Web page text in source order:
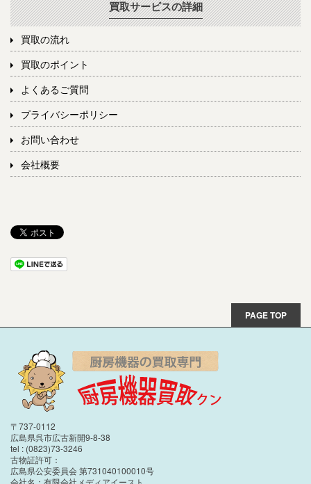
買取サービスの詳細
買取の流れ
買取のポイント
よくあるご質問
プライバシーポリシー
お問い合わせ
会社概要
PAGE TOP
〒737-0112
広島県呉市広古新開9-8-38
tel : (0823)73-3246
古物証許可：
広島県公安委員会 第731040100010号
会社名：有限会社メディアイースト